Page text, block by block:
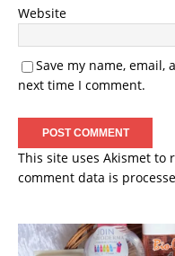
Website
Save my name,
next time I comment.
This site uses Akismet to
comment data is